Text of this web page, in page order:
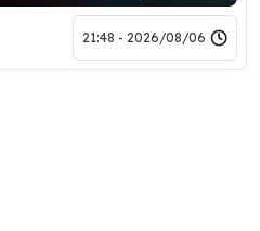
2026/08/06 - 21:48